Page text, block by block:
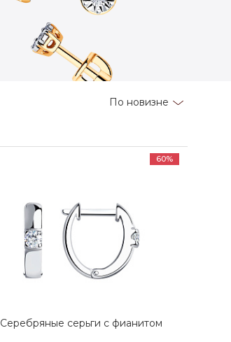
По новизне
60%
Серебряные серьги с фианитом